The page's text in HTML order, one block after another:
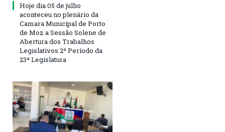
Hoje dia 05 de julho
aconteceu no plenário da
Camara Municipal de Porto
de Moz a Sessão Solene de
Abertura dos Trabalhos
Legislativos 2º Período da
23ª Legislatura